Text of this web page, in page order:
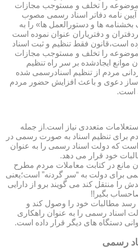
موضوعه را تخلف و مستوجب مجازات
دانسته است ولی ماده ۲۹ آیین نامه دفاتر اسناد رسمی مصوب
بخشنامه ها و دستورالعمل ها» را به
و دفتریاران عنوان نموده است
است،قانون فقط تنظیم و ثبت اسناد
موضوعه را تخلف و مستوجب مجازات
موانع ایجادشده بر سر راه تنظیم
مردم از تنظیم اسنادرسمی شده
دعوی و باعث افزایش حضور مردم
است.
متعددی نیاز است.از جمله
برای تنظیم اسناد به صورت رسمی در
است که دولت اسناد رسمی را به عنوان
خود قرار می دهد.
مانع در کتابت معاملات مردم مطرح
برای دولت به “سر گردنه” است؛یعنی
را منتقل کند می گویند برو از دارایی
بگیر!!
مطالبات خود را وصول کند و
اسناد رسمی را به عنوان راهکاری
دستگاه های دیگر قرار داده است.
رسمی